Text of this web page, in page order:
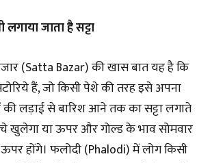
जाता है सट्टा
(Satta Bazar) की खास बात यह है कि
हैं, जो किसी पेशे की तरह इसे अपना
लड़ाई से बारिश आने तक का सट्टा लगाते
खुलेगा या ऊपर और गोल्ड के भाव सोमवार
होंगे। फलोदी (Phalodi) में लोग किसी